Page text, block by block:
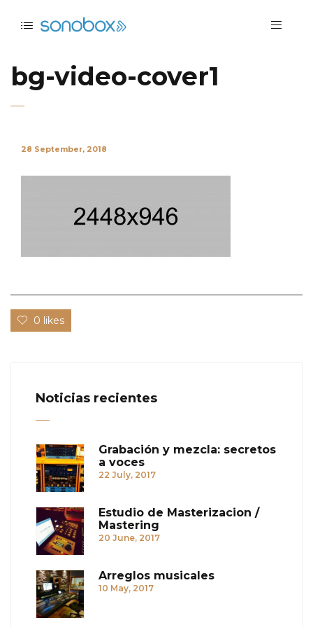
bg-video-cover1
28 September, 2018
0 likes
Noticias recientes
Grabación y mezcla: secretos
a voces
22 July, 2017
Estudio de Masterizacion /
Mastering
20 June, 2017
Arreglos musicales
10 May, 2017